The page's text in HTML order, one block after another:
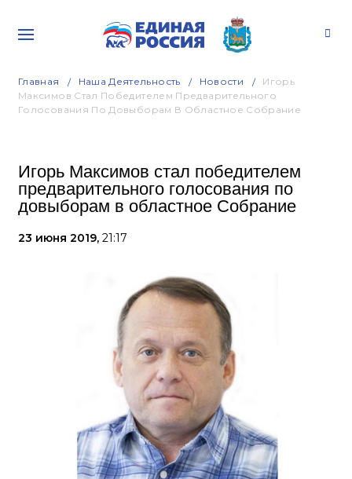
Главная Наша Деятельность Новости
Игорь
Максимов Стал Победителем Предварительного
Голосования По Довыборам В Областное Собрание
Игорь Максимов стал победителем
предварительного голосования по
довыборам в областное Собрание
23 июня 2019, 21:17